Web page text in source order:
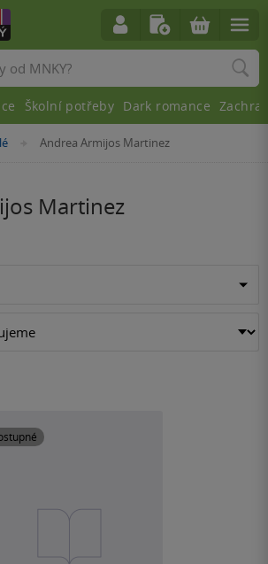
»Andrea Armijos Martinez
Martinez
Školní potřeby Dark romance